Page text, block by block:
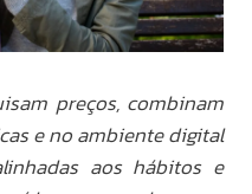
preços, combinam
e no ambiente digital
aos hábitos e